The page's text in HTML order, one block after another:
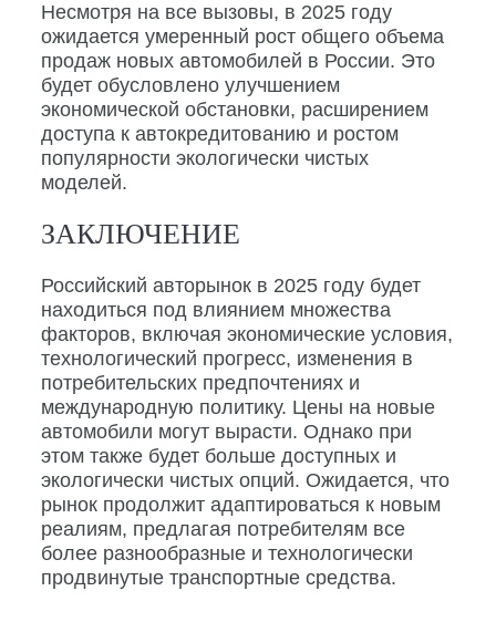
Несмотря на все вызовы, в 2025 году
ожидается умеренный рост общего объема
продаж новых автомобилей в России. Это
будет обусловлено улучшением
экономической обстановки, расширением
доступа к автокредитованию и ростом
популярности экологически чистых
моделей.
ЗАКЛЮЧЕНИЕ
Российский авторынок в 2025 году будет
находиться под влиянием множества
факторов, включая экономические условия,
технологический прогресс, изменения в
потребительских предпочтениях и
международную политику. Цены на новые
автомобили могут вырасти. Однако при
этом также будет больше доступных и
экологически чистых опций. Ожидается, что
рынок продолжит адаптироваться к новым
реалиям, предлагая потребителям все
более разнообразные и технологически
продвинутые транспортные средства.